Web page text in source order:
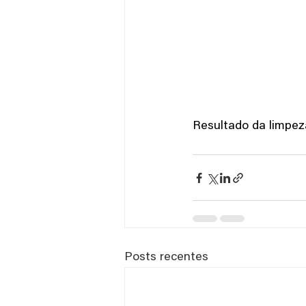
Resultado da
Posts recentes